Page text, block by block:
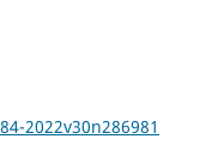
2022v30n286981